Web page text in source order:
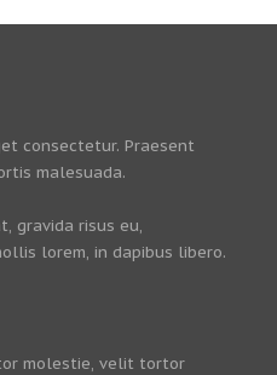
consectetur. Praesent
malesuada.
gravida risus eu,
lorem, in dapibus libero.
molestie, velit tortor